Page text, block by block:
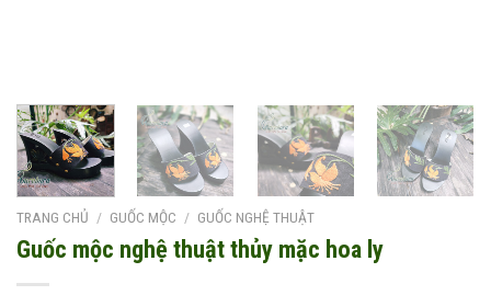
TRANG CHỦ / GUỐC MỘC / GUỐC NGHỆ THUẬT
Guốc mộc nghệ thuật thủy mặc hoa ly